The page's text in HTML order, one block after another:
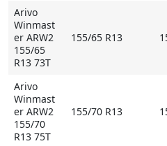
стабильность на скользких
эффективность работы
несколькими тысячами
образуемыми
Основные особенности Arivo
- плечевые зоны с
Arivo
Winmast
er ARW2
155/65
R13 73T
155/65 R13
Arivo
Winmast
er ARW2
155/70
R13 75T
155/70 R13